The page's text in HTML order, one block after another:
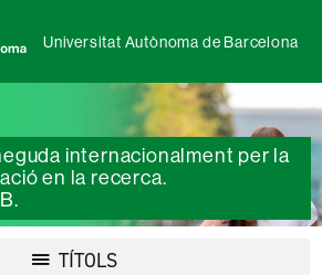
Universitat Autònoma de Barcelona
internacionalment per la
en la recerca.
TÍTOLSDesplegar